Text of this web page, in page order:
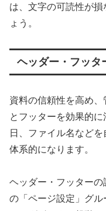
は、文字の可読性が
ょう。
ヘッダー・フッタ
資料の信頼性を高め
とフッターを効果的
日、ファイル名など
体系的になります。
ヘッダー・フッター
の「ページ設定」グ